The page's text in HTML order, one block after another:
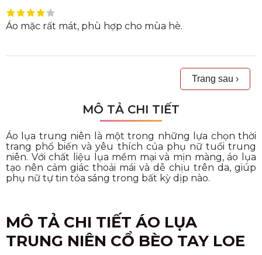
Áo mặc rất mát, phù hợp cho mùa hè.
Trang sau ›
MÔ TẢ CHI TIẾT
Áo lụa trung niên là một trong những lựa chọn thời
trang phổ biến và yêu thích của phụ nữ tuổi trung
niên. Với chất liệu lụa mềm mại và mịn màng, áo lụa
tạo nên cảm giác thoải mái và dễ chịu trên da, giúp
phụ nữ tự tin tỏa sáng trong bất kỳ dịp nào.
MÔ TẢ CHI TIẾT ÁO LỤA
TRUNG NIÊN CỔ BÈO TAY LOE